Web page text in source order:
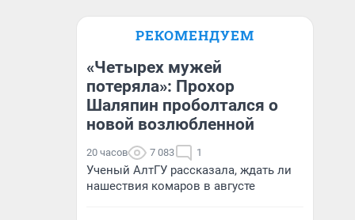
РЕКОМЕНДУЕМ
«Четырех мужей
потеряла»: Прохор
Шаляпин проболтался о
новой возлюбленной
20 часов 7 083 1
Ученый АлтГУ рассказала, ждать ли
нашествия комаров в августе